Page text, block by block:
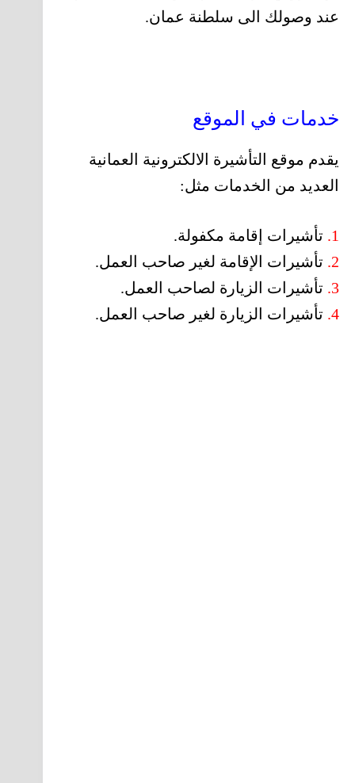
عند وصولك الى سلطنة عمان.
خدمات في الموقع
يقدم موقع التأشيرة الالكترونية العمانية
العديد من الخدمات مثل:
1. تأشيرات إقامة مكفولة.
2. تأشيرات الإقامة لغير صاحب العمل.
3. تأشيرات الزيارة لصاحب العمل.
4. تأشيرات الزيارة لغير صاحب العمل.